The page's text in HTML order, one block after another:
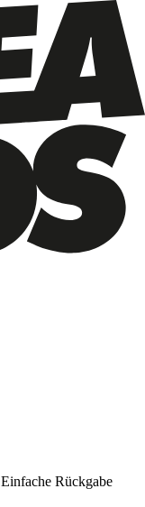
Einfache Rückgabe